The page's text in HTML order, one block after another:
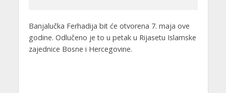
Banjalučka Ferhadija bit će otvorena 7. maja ove
godine. Odlučeno je to u petak u Rijasetu Islamske
zajednice Bosne i Hercegovine.